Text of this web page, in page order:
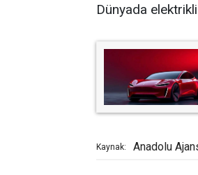
Dünyada
Kaynak: Anadolu